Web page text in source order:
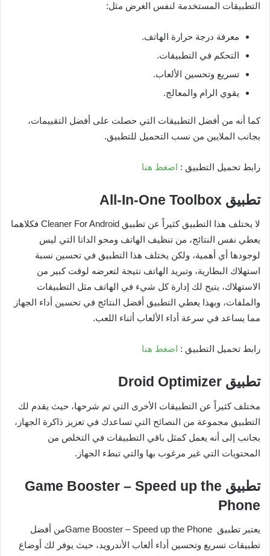
التطبيقات المستخدمة لنفس الغرض مثل:
معرفة درجة حرارة الهاتف.
التحكم في التطبيقات.
تسريع وتحسين الألعاب.
يقوي الرام والمعالج.
كما أنه من أفضل التطبيقات التي حصلت على أفضل التقييمات،
بجانب الملايين من نسب التحميل للتطبيق.
رابط تحميل التطبيق : اضغط هنا
­تطبيق All-In-One Toolbox
لا يختلف هذا التطبيق كثيراً عن تطبيق Cleaner For Android فكلاهما
يعطي نفس النتائج، من تنظيف الهاتف ومحو الداتا التي ليس
لوجودها أي أهمية، ولكن يختلف هذا التطبيق في تحسين نسبة
استهلاك البطارية، وتبريد الهاتف نتيجة لتعرضه لوقت كبير من
الاستهلاك، يتيح لك إدارة كل شيء في الهاتف مثل التطبيقات
والملفات، وبهذا يعطي التطبيق أفضل النتائج في تحسين أداء الجهاز
مما يساعد في سرعة أداء الألعاب أثناء اللعب.
رابط تحميل التطبيق : اضغط هنا
تطبيق Droid Optimizer
مختلف كثيراً عن التطبيقات الأخرى التي تم شرحها، حيث يقدم لك
التطبيق مجموعة من النصائح التي تساعدك في تعزيز ذاكرة الجهاز،
بجانب إلى أنه يعمل كمثل باقي التطبيقات في التخلص من
المحتويات التي غير مرغوب بها والتي تبطء الجهاز.
تطبيق Game Booster – Speed up the
Phone
يعتبر تطبيق Game Booster – Speed up the Phoneمن أفضل
تطبيقات تسريع وتحسين أداء ألعاب الأندرويد، حيث يوفر لك أوضاع